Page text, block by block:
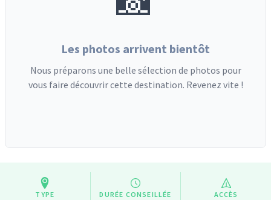
Les photos arrivent bientôt
Nous préparons une belle sélection de photos pour
vous faire découvrir cette destination. Revenez vite !
TYPE DURÉE CONSEILLÉE ACCÈS